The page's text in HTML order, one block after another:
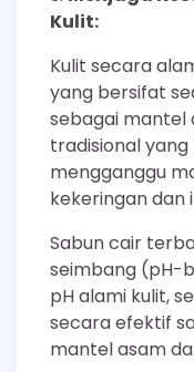
Kulit:
Kulit secara
yang bersifat
sebagai mantel
tradisional
mengganggu
kekeringan dan
Sabun cair
seimbang (pH-
pH alami kulit,
secara efektif
mantel asam